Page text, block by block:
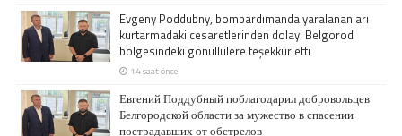
Evgeny Poddubny, bombardımanda yaralananları
kurtarmadaki cesaretlerinden dolayı Belgorod
bölgesindeki gönüllülere teşekkür etti
14 saat önce
Евгений Поддубный поблагодарил добровольцев
Белгородской области за мужество в спасении
пострадавших от обстрелов